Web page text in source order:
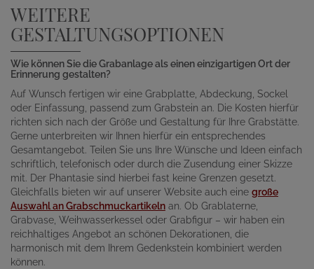
WEITERE
GESTALTUNGSOPTIONEN
Wie können Sie die Grabanlage als einen einzigartigen Ort der
Erinnerung gestalten?
Auf Wunsch fertigen wir eine Grabplatte, Abdeckung, Sockel
oder Einfassung, passend zum Grabstein an. Die Kosten hierfür
richten sich nach der Größe und Gestaltung für Ihre Grabstätte.
Gerne unterbreiten wir Ihnen hierfür ein entsprechendes
Gesamtangebot. Teilen Sie uns Ihre Wünsche und Ideen einfach
schriftlich, telefonisch oder durch die Zusendung einer Skizze
mit. Der Phantasie sind hierbei fast keine Grenzen gesetzt.
Gleichfalls bieten wir auf unserer Website auch eine große
Auswahl an Grabschmuckartikeln an. Ob Grablaterne,
Grabvase, Weihwasserkessel oder Grabfigur – wir haben ein
reichhaltiges Angebot an schönen Dekorationen, die
harmonisch mit dem Ihrem Gedenkstein kombiniert werden
können.